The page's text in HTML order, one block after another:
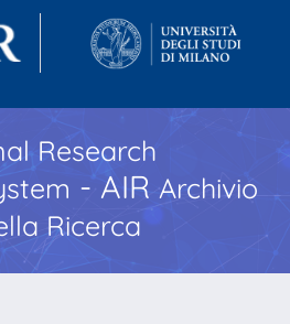
Research
- AIR Archivio
Ricerca